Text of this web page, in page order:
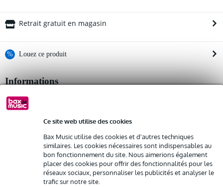
Ce site web utilise des cookies
Bax Music utilise des cookies et d'autres techniques
similaires. Les cookies nécessaires sont indispensables au
bon fonctionnement du site. Nous aimerions également
placer des cookies pour offrir des fonctionnalités pour les
réseaux sociaux, personnaliser les publicités et analyser le
trafic sur notre site.
Retrait gratuit en magasin
% Louez ce produit
Louez ce produit à partir de 57 € par mois
2 500 €
Livraison à domicile
Résiliation possible du contrat après 4 mois
Remplacement rapide par Bax Music en cas de défectuosité
Louez ce produit
Informations
Afficher toutes les caractéristiques du produit
Autres variantes (8)